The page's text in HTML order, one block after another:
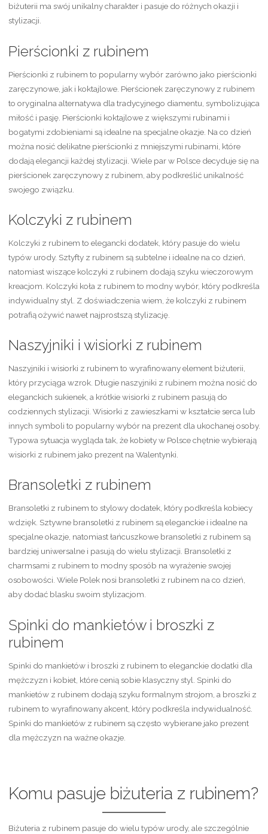
biżuterii ma swój unikalny charakter i pasuje do różnych okazji i
stylizacji.
Pierścionki z rubinem
Pierścionki z rubinem to popularny wybór zarówno jako pierścionki
zaręczynowe, jak i koktajlowe. Pierścionek zaręczynowy z rubinem
to oryginalna alternatywa dla tradycyjnego diamentu, symbolizująca
miłość i pasję. Pierścionki koktajlowe z większymi rubinami i
bogatymi zdobieniami są idealne na specjalne okazje. Na co dzień
można nosić delikatne pierścionki z mniejszymi rubinami, które
dodają elegancji każdej stylizacji. Wiele par w Polsce decyduje się na
pierścionek zaręczynowy z rubinem, aby podkreślić unikalność
swojego związku.
Kolczyki z rubinem
Kolczyki z rubinem to elegancki dodatek, który pasuje do wielu
typów urody. Sztyfty z rubinem są subtelne i idealne na co dzień,
natomiast wiszące kolczyki z rubinem dodają szyku wieczorowym
kreacjom. Kolczyki koła z rubinem to modny wybór, który podkreśla
indywidualny styl. Z doświadczenia wiem, że kolczyki z rubinem
potrafią ożywić nawet najprostszą stylizację.
Naszyjniki i wisiorki z rubinem
Naszyjniki i wisiorki z rubinem to wyrafinowany element biżuterii,
który przyciąga wzrok. Długie naszyjniki z rubinem można nosić do
eleganckich sukienek, a krótkie wisiorki z rubinem pasują do
codziennych stylizacji. Wisiorki z zawieszkami w kształcie serca lub
innych symboli to popularny wybór na prezent dla ukochanej osoby.
Typowa sytuacja wygląda tak, że kobiety w Polsce chętnie wybierają
wisiorki z rubinem jako prezent na Walentynki.
Bransoletki z rubinem
Bransoletki z rubinem to stylowy dodatek, który podkreśla kobiecy
wdzięk. Sztywne bransoletki z rubinem są eleganckie i idealne na
specjalne okazje, natomiast łańcuszkowe bransoletki z rubinem są
bardziej uniwersalne i pasują do wielu stylizacji. Bransoletki z
charmsami z rubinem to modny sposób na wyrażenie swojej
osobowości. Wiele Polek nosi bransoletki z rubinem na co dzień,
aby dodać blasku swoim stylizacjom.
Spinki do mankietów i broszki z
rubinem
Spinki do mankietów i broszki z rubinem to eleganckie dodatki dla
mężczyzn i kobiet, które cenią sobie klasyczny styl. Spinki do
mankietów z rubinem dodają szyku formalnym strojom, a broszki z
rubinem to wyrafinowany akcent, który podkreśla indywidualność.
Spinki do mankietów z rubinem są często wybierane jako prezent
dla mężczyzn na ważne okazje.
Komu pasuje biżuteria z rubinem?
Biżuteria z rubinem pasuje do wielu typów urody, ale szczególnie